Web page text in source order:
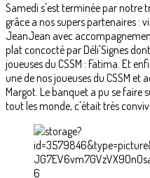
Samedi s'est terminée par notre
grâce a nos supers partenaires :
JeanJean avec
plat concocté par Déli'Signes
joueuses du CSSM : Fatima. Et
une de nos joueuses du CSSM
Margot. Le banquet a pu se faire
tout les monde, c'était très